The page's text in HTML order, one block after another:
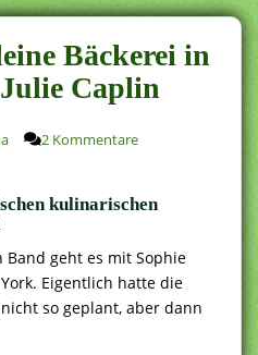
Bäckerei in
Caplin
2 Kommentare
kulinarischen
Band geht es mit Sophie
Eigentlich hatte die
so geplant, aber dann